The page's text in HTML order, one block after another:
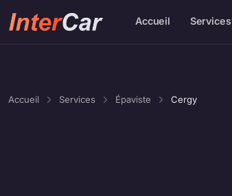
Accueil Services
Accueil Services Épaviste Cergy